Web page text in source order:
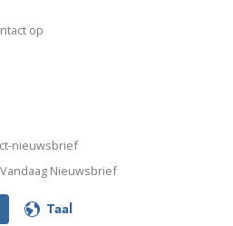
op
nieuwsbrief
Nieuwsbrief
Taal